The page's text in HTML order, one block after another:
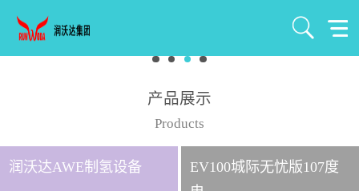
产品展示
Products
润沃达AWE制氢设备
EV100城际无忧版107度